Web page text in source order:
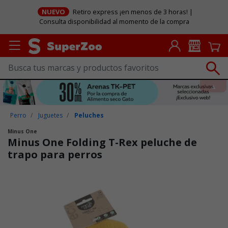
NUEVO
Retiro express ¡en menos de 3 horas! |
Consulta disponibilidad al momento de la compra
Perro Juguetes Peluches
Minus One
Minus One Folding T-Rex peluche de
trapo para perros